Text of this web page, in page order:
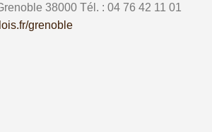
38000 Tél. : 04 76 42 11 01
grenoble